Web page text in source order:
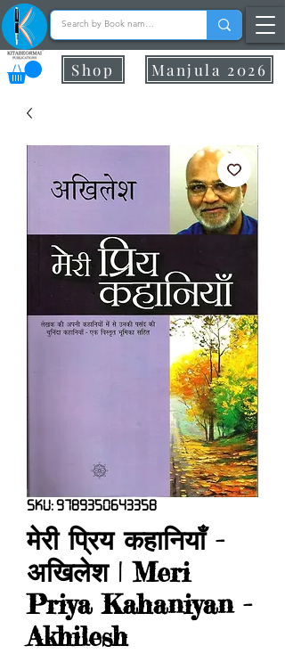
Manjula 2026
Shop
SKU: 9789350643358
मेरी प्रिय कहानियाँ -
अखिलेश | Meri
Priya Kahaniyan -
Akhilesh